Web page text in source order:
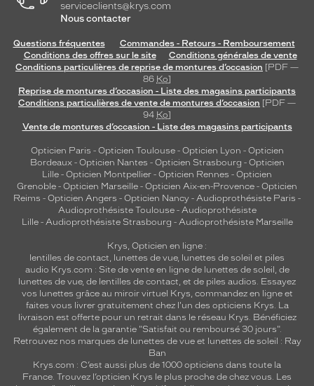
serviceclients@krys.com
Nous contacter
Questions fréquentes
Commandes - Retours - Remboursement
Conditions des offres sur le site
Conditions générales de vente
Conditions particulières de reprise de montures d’occasion [PDF —
86 Ko]
Reprise de montures d’occasion - Liste des magasins participants
Conditions particulières de vente de montures d’occasion [PDF —
94 Ko]
Vente de montures d’occasion - Liste des magasins participants
Opticien Paris - Opticien Toulouse- Opticien Lyon - Opticien
Bordeaux- Opticien Nantes - Opticien Strasbourg - Opticien
Lille - Opticien Montpellier - Opticien Rennes - Opticien
Grenoble - Opticien Marseille - Opticien Aix-en-Provence - Opticien
Reims - Opticien Angers - Opticien Nancy - Audioprothésiste Paris -
Audioprothésiste Toulouse- Audioprothésiste
Lille- Audioprothésiste Strasbourg - Audioprothésiste Marseille
Krys, Opticien en ligne :
lentilles de contact, lunettes de vue, lunettes de soleil et piles
audio Krys.com : Site de vente en ligne de lunettes de soleil, de
lunettes de vue, de lentilles de contact, et de piles audios. Essayez
vos lunettes grâce au miroir virtuel Krys, commandez en ligne et
faites vous livrer gratuitement chez l'un des opticiens Krys. La
livraison est offerte pour un retrait dans le réseau Krys. Bénéficiez
également de la garantie "Satisfait ou remboursé 30 jours".
Retrouvez nos marques de lunettes de vue et lunettes de soleil : Ray
Ban
Krys.com : C’est aussi plus de 1000 opticiens dans toute la
France. Trouvez l’opticien Krys le plus proche de chez vous. Les